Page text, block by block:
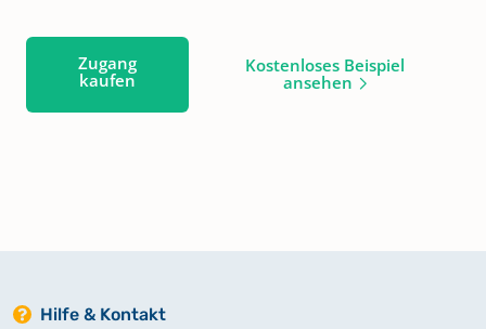
Zugang
kaufen
Kostenloses Beispiel
ansehen
Hilfe & Kontakt